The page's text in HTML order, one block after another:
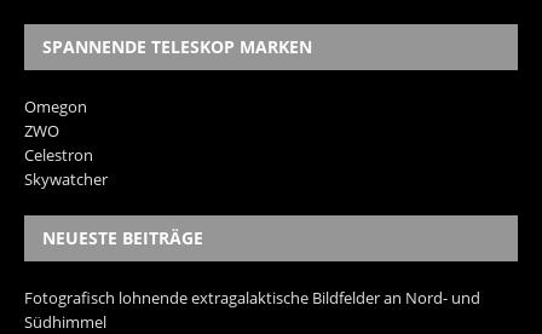
SPANNENDE TELESKOP MARKEN
Omegon
ZWO
Celestron
Skywatcher
NEUESTE BEITRÄGE
Fotografisch lohnende extragalaktische Bildfelder an Nord- und
Südhimmel